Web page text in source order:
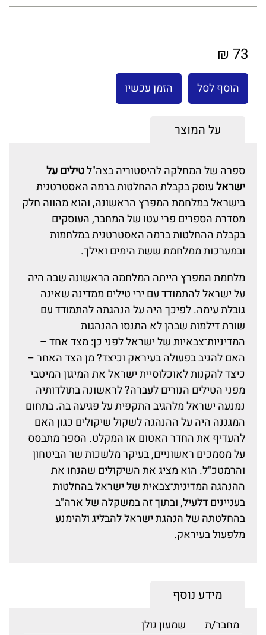
73 ₪
הוסף לסל הזמן עכשיו
על המוצר
ספרה של המחלקה להיסטוריה בצה"לטילים על
ישראלעוסק בקבלת ההחלטות ברמה האסטרטגית
בישראל במלחמת המפרץ הראשונה, והוא מהווה חלק
מסדרת הספרים פרי עטו של המחבר, העוסקים
בקבלת ההחלטות ברמה האסטרטגית במלחמות
ובמערכות ממלחמת ששת הימים ואילך.
מלחמת המפרץ הייתה המלחמה הראשונה שבה היה
על ישראל להתמודד עם ירי טילים ממדינה שאינה
גובלת עימה. לפיכך היה על הנהגתה להתמודד עם
שורת דילמות שבהן לא התנסו ההנהגות
המדיניות־צבאיות של ישראל לפני כן: מצד אחד –
האם להגיב בפעולה בעיראק וכיצד? מן הצד האחר –
כיצד להקנות לאוכלוסיית ישראל את המיגון המיטבי
מפני הטילים הנורים לעברה? לראשונה בתולדותיה
נמנעה ישראל מלהגיב התקפית על פגיעה בה. בתחום
המגננה היה על ההנהגה לשקול שיקולים כגון האם
להעדיף את החדר האטום או המקלט. הספר מתבסס
על מסמכים ראשוניים, בעיקר מלשכות שר הביטחון
והרמטכ"ל. הוא מציג את השיקולים שהנחו את
ההנהגה המדינית־צבאית של ישראל בהחלטות
בעניינים דלעיל, ובתוך זה במשקלה של ארה"ב
בהחלטתה של הנהגת ישראל להבליג ולהימנע
מלפעול בעיראק.
מידע נוסף
מחבר/ת
שמעון גולן